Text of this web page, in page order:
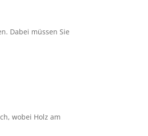
Dabei müssen Sie
wobei Holz am